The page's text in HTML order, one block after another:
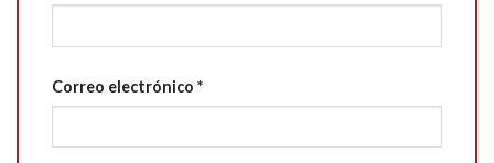
Correo electrónico *